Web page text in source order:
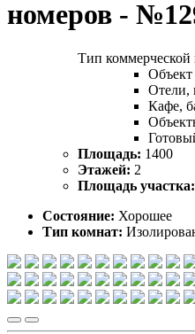
номеров -
Тип
Объект
Отели,
Кафе,
Площадь: 1400
Этажей: 2
Площадь участка:
Состояние: Хорошее
Тип комнат: